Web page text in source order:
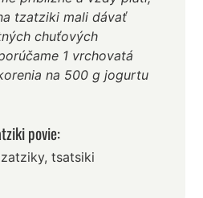
tzatziki mali dávať
chuťových
1 vrchovatá
na 500 g jogurtu
povie:
tsatsiki